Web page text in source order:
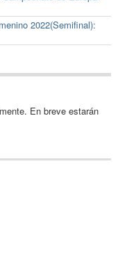
2022(Semifinal):
En breve estarán